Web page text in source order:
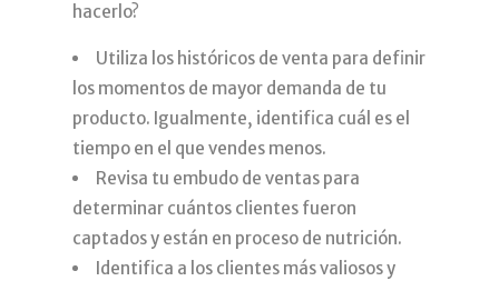
hacerlo?
Utiliza los históricos de venta para definir
los momentos de mayor demanda de tu
producto. Igualmente, identifica cuál es el
tiempo en el que vendes menos.
Revisa tu embudo de ventas para
determinar cuántos clientes fueron
captados y están en proceso de nutrición.
Identifica a los clientes más valiosos y